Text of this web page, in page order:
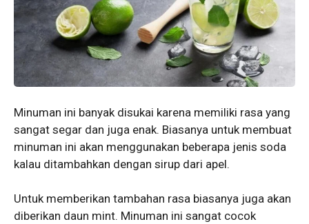
Minuman ini banyak disukai karena memiliki rasa yang
sangat segar dan juga enak. Biasanya untuk membuat
minuman ini akan menggunakan beberapa jenis soda
kalau ditambahkan dengan sirup dari apel.
Untuk memberikan tambahan rasa biasanya juga akan
diberikan daun mint. Minuman ini sangat cocok